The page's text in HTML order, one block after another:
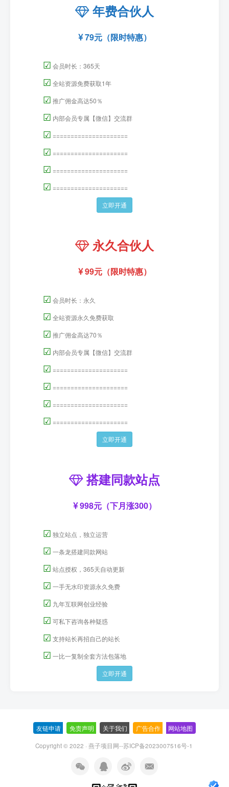
年费合伙人
79元（限时特惠）
☑ 会员时长：365天
☑ 全站资源免费获取1年
☑ 推广佣金高达50％
☑ 内部会员专属【微信】交流群
☑ =====================
☑ =====================
☑ =====================
☑ =====================
立即开通
永久合伙人
99元（限时特惠）
☑ 会员时长：永久
☑ 全站资源永久免费获取
☑ 推广佣金高达70％
☑ 内部会员专属【微信】交流群
☑ =====================
☑ =====================
☑ =====================
☑ =====================
立即开通
搭建同款站点
998元（下月涨300）
☑ 独立站点，独立运营
☑ 一条龙搭建同款网站
☑ 站点授权，365天自动更新
☑ 一手无水印资源永久免费
☑ 九年互联网创业经验
☑ 可私下咨询各种疑惑
☑ 支持站长再招自己的站长
☑ 一比一复制全套方法包落地
立即开通
友链申请 免责声明 关于我们 广告合作 网站地图
Copyright © 2022 · 燕子项目网--苏ICP备2023007516号-1